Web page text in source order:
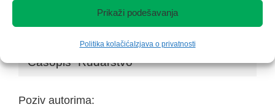
Prikaži podešavanja
Politika kolačićaIzjava o privatnosti
Časopis “Rudarstvo”
Poziv autorima: